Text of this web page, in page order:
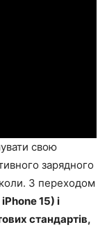
свою
зарядного
З переходом
15) і
стандартів,